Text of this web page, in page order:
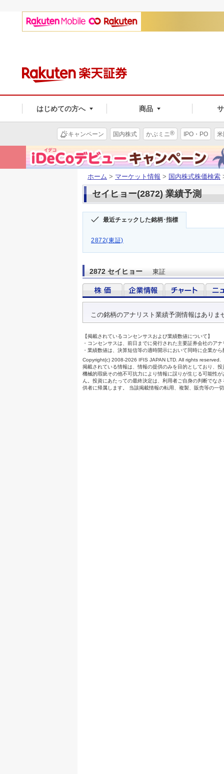
はじめての方へ 商品
キャンペーン 国内株式 かぶミニ® IPO・PO
ホーム > マーケット情報 > 国内株式株価検索
セイヒョー(2872) 業績予測
最近チェックした銘柄･指標
2872(東証)
2872 セイヒョー 東証